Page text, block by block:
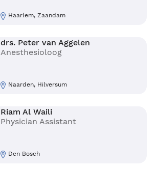
Haarlem, Zaandam
drs. Peter van Aggelen
Anesthesioloog
Naarden, Hilversum
Riam Al Waili
Physician Assistant
Den Bosch